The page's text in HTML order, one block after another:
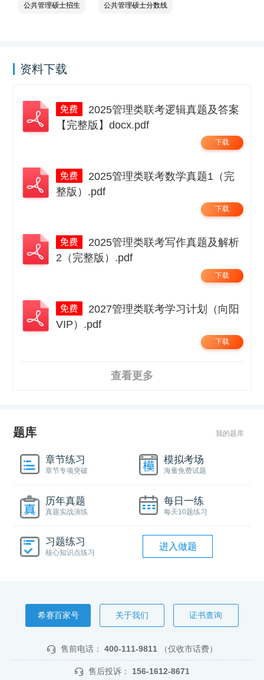
公共管理硕士招生 公共管理硕士分数线
资料下载
【完整版】docx.pdf
下载
整版）.pdf
下载
2（完整版）.pdf
下载
VIP）.pdf
下载
查看更多
题库 我的题库
章节练习
章节专项突破
模拟考场
海量免费试题
历年真题
真题实战演练
每日一练
每天10题练习
习题练习
核心知识点练习
进入做题
希赛百家号 关于我们 证书查询
售前电话： 400-111-9811 （仅收市话费）
售后投诉： 156-1612-8671